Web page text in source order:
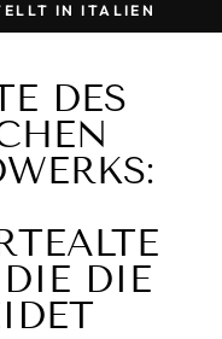
IN ITALIEN
DES
DIE